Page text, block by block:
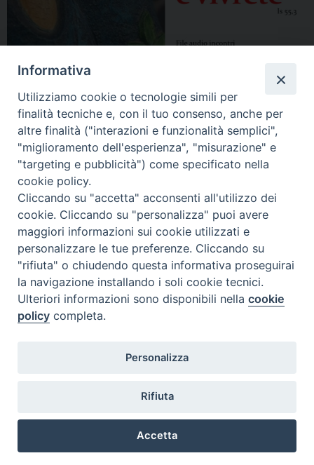
Informativa
Utilizziamo cookie o tecnologie simili per
finalità tecniche e, con il tuo consenso, anche per
altre finalità ("interazioni e funzionalità semplici",
"miglioramento dell'esperienza", "misurazione" e
"targeting e pubblicità") come specificato nella
cookie policy.
Cliccando su "accetta" acconsenti all'utilizzo dei
cookie. Cliccando su "personalizza" puoi avere
maggiori informazioni sui cookie utilizzati e
personalizzare le tue preferenze. Cliccando su
"rifiuta" o chiudendo questa informativa proseguirai
la navigazione installando i soli cookie tecnici.
Ulteriori informazioni sono disponibili nellacookie
policy completa.
Personalizza
Rifiuta
Accetta